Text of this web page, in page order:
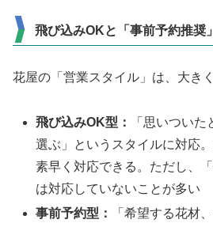
飛び込みOKと「事前予約推奨
花屋の「営業スタイル」は、大き
飛び込みOK型：
「思いつい
選ぶ」というスタイルに対応
素早く対応できる。ただし、
は対応していないことが多い
事前予約型：
「希望する花材